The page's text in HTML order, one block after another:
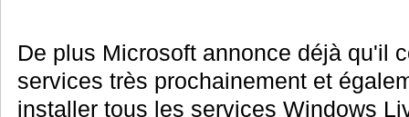
De plus Microsoft annonce déjà qu'il
services très prochainement et
installer tous les services Windows